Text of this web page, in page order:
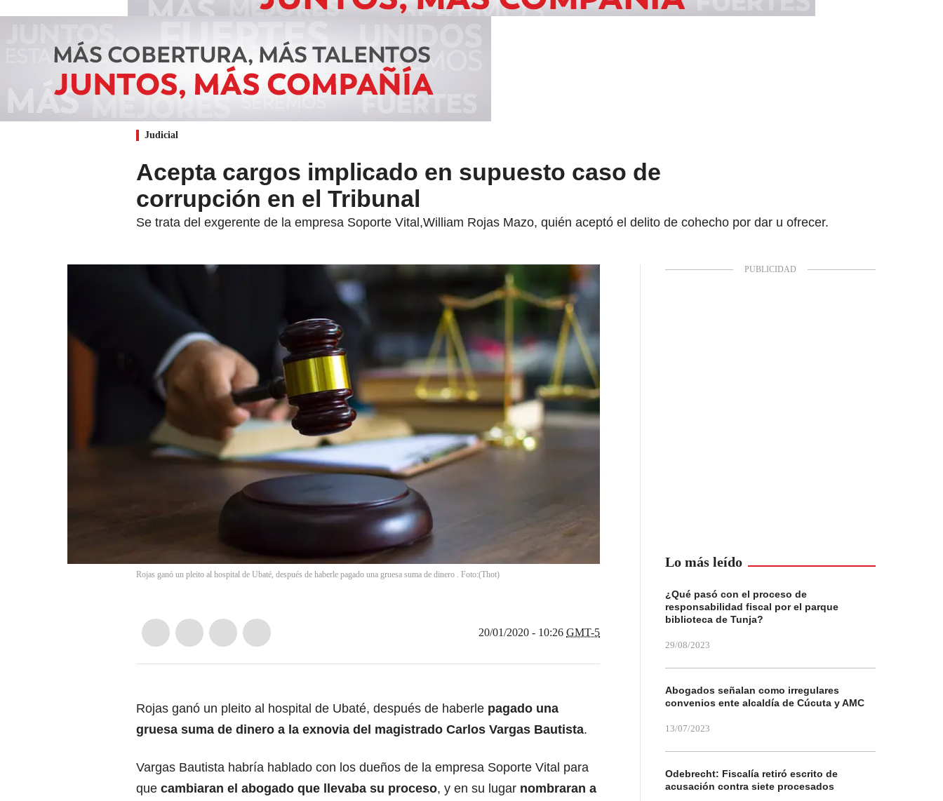
Judicial
Acepta cargos implicado en supuesto caso de
corrupción en el Tribunal
Se trata del exgerente de la empresa Soporte Vital,William Rojas Mazo, quién aceptó el delito de cohecho por dar u ofrecer.
Rojas ganó un pleito al hospital de Ubaté, después de haberle pagado una gruesa suma de dinero . Foto:(Thot)
20/01/2020 - 10:26 GMT-5
Rojas ganó un pleito al hospital de Ubaté, después de haberle pagado una
gruesa suma de dinero a la exnovia del magistrado Carlos Vargas Bautista.
Vargas Bautista habría hablado con los dueños de la empresa Soporte Vital para
que cambiaran el abogado que llevaba su proceso, y en su lugar nombraran a
Lo más leído
¿Qué pasó con el proceso de
responsabilidad fiscal por el parque
biblioteca de Tunja?
29/08/2023
Abogados señalan como irregulares
convenios ente alcaldía de Cúcuta y AMC
13/07/2023
Odebrecht: Fiscalía retiró escrito de
acusación contra siete procesados